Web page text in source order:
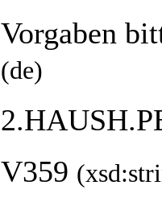
Vorgaben
(de)
V359